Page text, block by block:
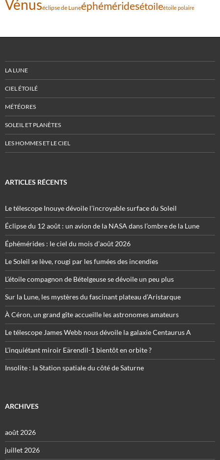
Vénuséclipse de Luneéphéméridesétoileétoile polaire
LA LUNE
CIEL ÉTOILÉ
MÉTÉORES
SOLEIL ET PLANÈTES
LES HOMMES ET LE CIEL
ARTICLES RÉCENTS
Le télescope Inouye dévoile l’incroyable surface du Soleil
Éclipse du 12 août : un avion de la NASA dans l’ombre de la Lune
Éphémérides : le ciel du mois d’août 2026
Le Soleil se lève, rougi par les fumées des incendies
L’étoile compagnon de Bételgeuse se dévoile un peu plus
Sur la Lune, les mystères du fascinant plateau d’Aristarque
À Céron, un grand gîte accueille les astronomes amateurs
Le télescope James Webb nous dévoile la galaxie Centaurus A
L’inquiétant miroir Eärendil-1 bientôt en orbite ?
Insolite : la Station spatiale du côté de Saturne
ARCHIVES
août 2026
juillet 2026